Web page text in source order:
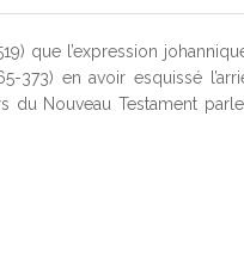
que l’expression
373) en avoir esquissé
du Nouveau Testament